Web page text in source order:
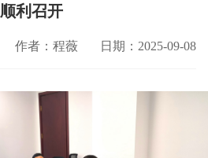
顺利召开
作者：程薇 日期：2025-09-08